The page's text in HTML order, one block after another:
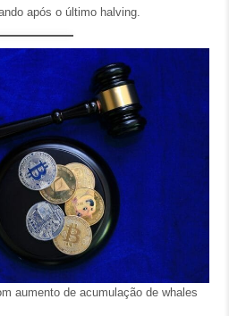
após o último halving.
aumento de acumulação de whales